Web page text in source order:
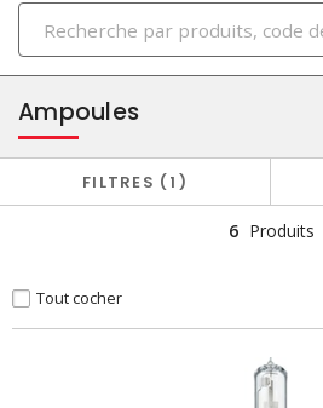
PRODUITS
éclairage
Ampoules
FILTRES 1
6 Produits
Tout cocher